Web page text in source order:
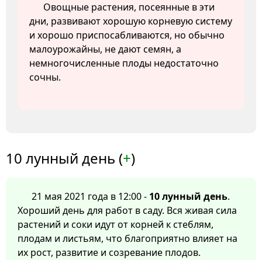
Овощные растения, посеянные в эти
дни, развивают хорошую корневую систему
и хорошо приспосабливаются, но обычно
малоурожайны, не дают семян, а
немногочисленные плоды недостаточно
сочны.
10 лунный день (+)
21 мая 2021 года в 12:00 - 10 лунный день.
Хороший день для работ в саду. Вся живая сила
растений и соки идут от корней к стеблям,
плодам и листьям, что благоприятно влияет на
их рост, развитие и созревание плодов.